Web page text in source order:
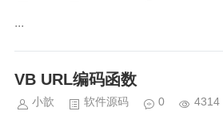
...
VB URL编码函数
小歆 软件源码 0 4314